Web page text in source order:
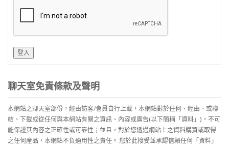
登入
聊天室免責條款及聲明
本網站之聊天室部份，經由訪客/會員自行上載，本網站對於任何、經由、或聯
結、下載或從任何與本網站有關之資訊、內容或廣告(以下簡稱「資料」)，不可
能保證其內容之正確性或可靠性；並且，對於您透過網站上之資料購買或取得
之任何産品，本網站不負適用性之責任。 您於此接受並承認信賴任何「資料」